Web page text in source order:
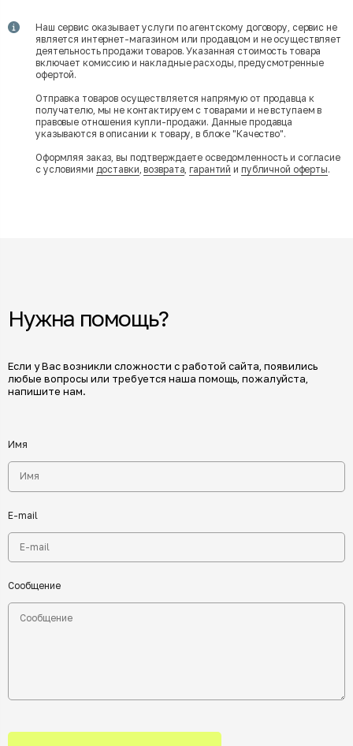
Наш сервис оказывает услуги по агентскому договору, сервис не
является интернет-магазином или продавцом и не осуществляет
деятельность продажи товаров. Указанная стоимость товара
включает комиссию и накладные расходы, предусмотренные
офертой.
Отправка товаров осуществляется напрямую от продавца к
получателю, мы не контактируем с товарами и не вступаем в
правовые отношения купли-продажи. Данные продавца
указываются в описании к товару, в блоке "Качество".
Оформляя заказ, вы подтверждаете осведомленность и согласие
с условиями доставки ,возврата ,гарантий и публичной оферты.
Нужна помощь?
Если у Вас возникли сложности с работой сайта, появились
любые вопросы или требуется наша помощь, пожалуйста,
напишите нам.
Имя
E-mail
Сообщение